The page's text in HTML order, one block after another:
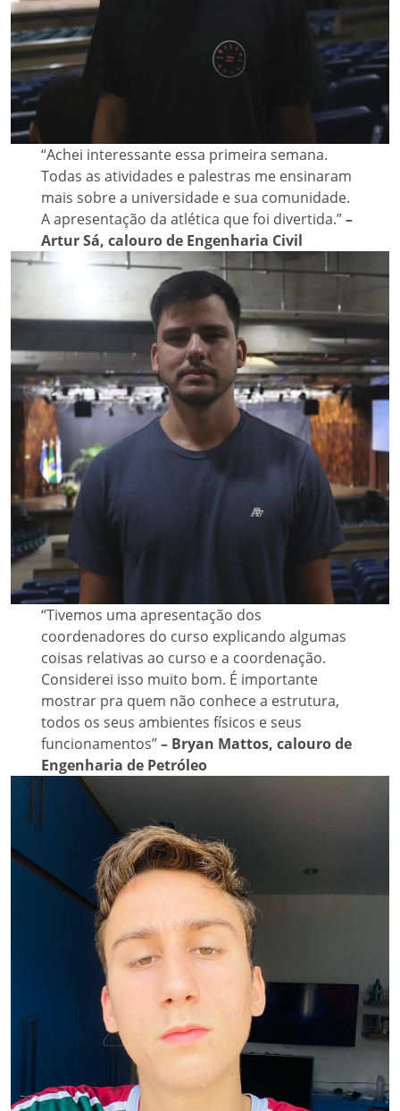
“Achei interessante essa primeira semana.
Todas as atividades e palestras me ensinaram
mais sobre a universidade e sua comunidade.
A apresentação da atlética que foi divertida.”–
Artur Sá, calouro de Engenharia Civil
“Tivemos uma apresentação dos
coordenadores do curso explicando algumas
coisas relativas ao curso e a coordenação.
Considerei isso muito bom. É importante
mostrar pra quem não conhece a estrutura,
todos os seus ambientes físicos e seus
funcionamentos”– Bryan Mattos, calouro de
Engenharia de Petróleo